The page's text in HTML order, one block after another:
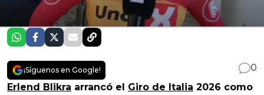
¡Síguenos en Google!
0
Erlend Blikra arrancó el Giro de Italia 2026 como